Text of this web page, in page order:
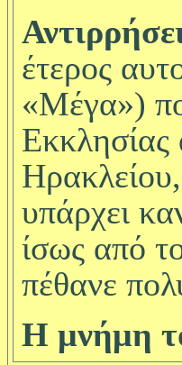
έτερος
«Μέγα»)
Εκκλησίας
υπάρχει
ίσως από
πέθανε
Η μνήμη